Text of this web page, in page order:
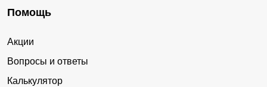
Помощь
Акции
Вопросы и ответы
Калькулятор